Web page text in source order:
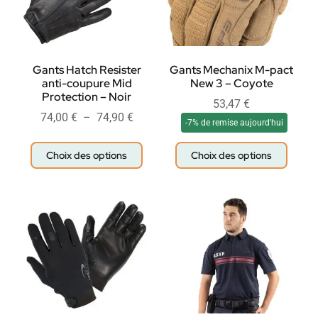
Gants Hatch Resister
anti-coupure Mid
Protection – Noir
74,00 € – 74,90 €
Choix des options
Gants Mechanix M-pact
New 3 – Coyote
53,47 €
-7% de remise aujourd'hui
Choix des options